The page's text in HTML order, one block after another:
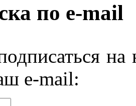
по e-mail
на
e-mail: